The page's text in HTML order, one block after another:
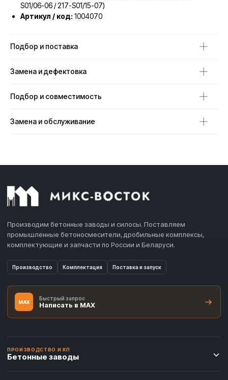
S01/06-06 / 217-S01/15-07)
Артикул / код: 1004070
Подбор и поставка
Замена и дефектовка
Подбор и совместимость
Замена и обслуживание
Производим бетонные заводы и силосы. Поставляем
промышленные бетоносмесители, дробильные комплексы,
комплектующие и запчасти по России и Беларуси.
Производство Комплектация Поставка и запуск
MAX
Быстрый запрос
Написать в MAX
ПРОИЗВОДСТВО И КП
Бетонные заводы